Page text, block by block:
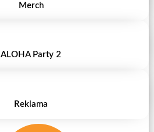
Merch
ALOHA Party 2
Reklama